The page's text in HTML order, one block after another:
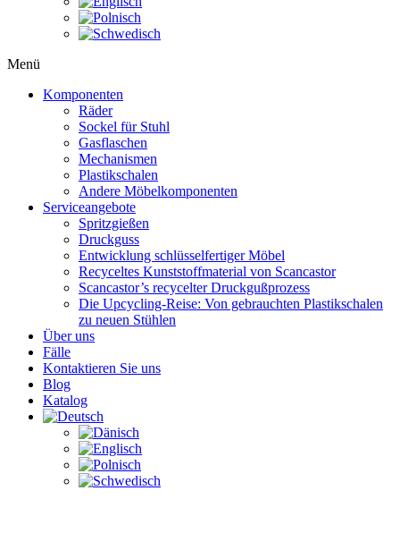
Menü
Komponenten
Räder
Sockel für Stuhl
Gasflaschen
Mechanismen
Plastikschalen
Andere Möbelkomponenten
Serviceangebote
Spritzgießen
Druckguss
Entwicklung schlüsselfertiger Möbel
Recyceltes Kunststoffmaterial von Scancastor
Scancastor’s recycelter Druckgußprozess
Die Upcycling-Reise: Von gebrauchten Plastikschalen
zu neuen Stühlen
Über uns
Fälle
Kontaktieren Sie uns
Blog
Katalog